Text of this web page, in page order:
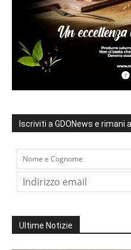
Iscriviti a GDONews e rimani
Ultime Notizie